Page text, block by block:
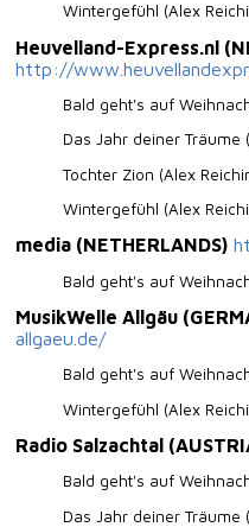
Wintergefühl (Alex
Heuvelland-Express.nl
http://
Bald geht's auf
Das Jahr deiner Träume
Tochter Zion (Alex
Wintergefühl (Alex
media (NETHERLANDS)
Bald geht's auf
MusikWelle Allgäu
allgaeu.de/
Bald geht's auf
Wintergefühl (Alex
Radio Salzachtal
Bald geht's auf
Das Jahr deiner Träume